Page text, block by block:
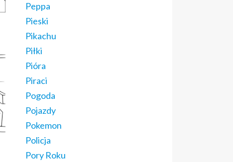
Peppa
Pieski
Pikachu
Piłki
Pióra
Piraci
Pogoda
Pojazdy
Pokemon
Policja
Pory Roku